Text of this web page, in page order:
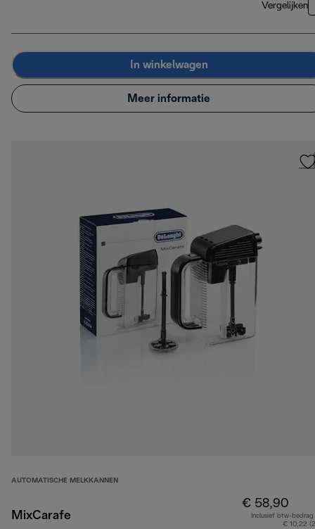
Vergelijken
In winkelwagen
Meer informatie
AUTOMATISCHE MELKKANNEN
MixCarafe
€ 58,90
Inclusief btw-bedrag
€ 10,22